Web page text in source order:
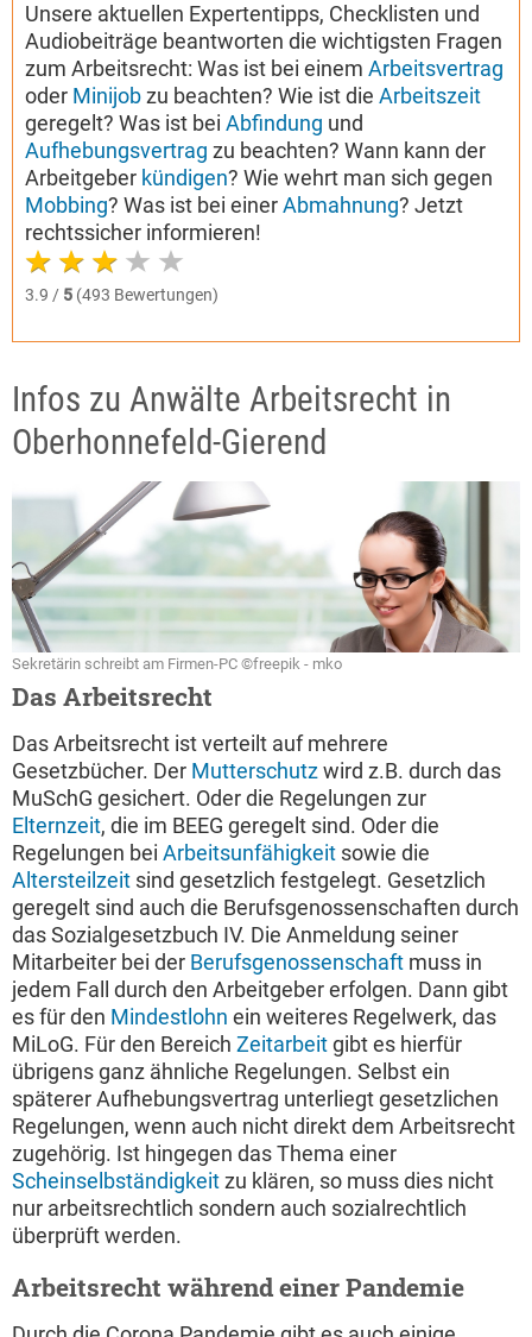
Unsere aktuellen Expertentipps, Checklisten und
Audiobeiträge beantworten die wichtigsten Fragen
zum Arbeitsrecht: Was ist bei einem Arbeitsvertrag
oder Minijobzu beachten? Wie ist die Arbeitszeit
geregelt? Was ist bei Abfindung und
Aufhebungsvertrag zu beachten? Wann kann der
Arbeitgeber kündigen? Wie wehrt man sich gegen
Mobbing? Was ist bei einerAbmahnung? Jetzt
rechtssicher informieren!
3.9 / 5 (493 Bewertungen)
Infos zu Anwälte Arbeitsrecht in
Oberhonnefeld-Gierend
Sekretärin schreibt am Firmen-PC ©freepik - mko
Das Arbeitsrecht
Das Arbeitsrecht ist verteilt auf mehrere
Gesetzbücher. Der Mutterschutzwird z.B. durch das
MuSchG gesichert. Oder die Regelungen zur
Elternzeit, die im BEEG geregelt sind. Oder die
Regelungen bei Arbeitsunfähigkeit sowie die
Altersteilzeit sind gesetzlich festgelegt. Gesetzlich
geregelt sind auch die Berufsgenossenschaften durch
das Sozialgesetzbuch IV. Die Anmeldung seiner
Mitarbeiter bei der Berufsgenossenschaft muss in
jedem Fall durch den Arbeitgeber erfolgen. Dann gibt
es für den Mindestlohn ein weiteres Regelwerk, das
MiLoG. Für den Bereich Zeitarbeitgibt es hierfür
übrigens ganz ähnliche Regelungen. Selbst ein
späterer Aufhebungsvertrag unterliegt gesetzlichen
Regelungen, wenn auch nicht direkt dem Arbeitsrecht
zugehörig. Ist hingegen das Thema einer
Scheinselbständigkeitzu klären, so muss dies nicht
nur arbeitsrechtlich sondern auch sozialrechtlich
überprüft werden.
Arbeitsrecht während einer Pandemie